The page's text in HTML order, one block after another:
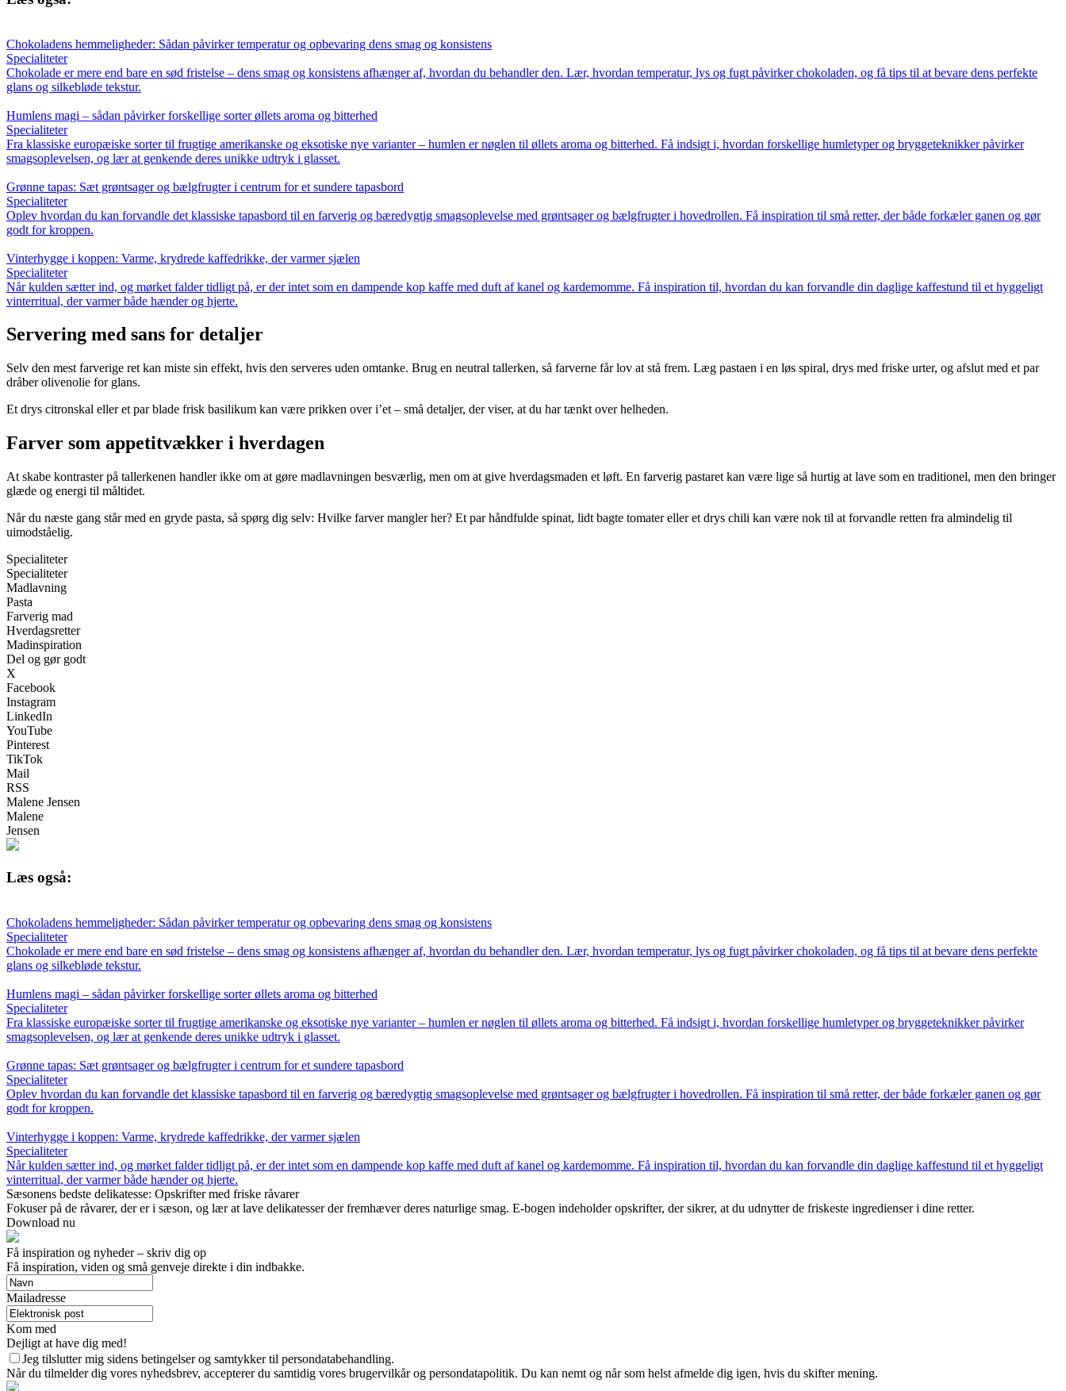
Chokoladens hemmeligheder: Sådan påvirker temperatur og opbevaring dens smag og konsistens
Specialiteter
Chokolade er mere end bare en sød fristelse – dens smag og konsistens afhænger af, hvordan du behandler den. Lær, hvordan temperatur, lys og fugt påvirker chokoladen, og få tips til at bevare dens perfekte
glans og silkebløde tekstur.
Humlens magi – sådan påvirker forskellige sorter øllets aroma og bitterhed
Specialiteter
Fra klassiske europæiske sorter til frugtige amerikanske og eksotiske nye varianter – humlen er nøglen til øllets aroma og bitterhed. Få indsigt i, hvordan forskellige humletyper og bryggeteknikker påvirker
smagsoplevelsen, og lær at genkende deres unikke udtryk i glasset.
Grønne tapas: Sæt grøntsager og bælgfrugter i centrum for et sundere tapasbord
Specialiteter
Oplev hvordan du kan forvandle det klassiske tapasbord til en farverig og bæredygtig smagsoplevelse med grøntsager og bælgfrugter i hovedrollen. Få inspiration til små retter, der både forkæler ganen og gør
godt for kroppen.
Vinterhygge i koppen: Varme, krydrede kaffedrikke, der varmer sjælen
Specialiteter
Når kulden sætter ind, og mørket falder tidligt på, er der intet som en dampende kop kaffe med duft af kanel og kardemomme. Få inspiration til, hvordan du kan forvandle din daglige kaffestund til et hyggeligt
vinterritual, der varmer både hænder og hjerte.
Servering med sans for detaljer
Selv den mest farverige ret kan miste sin effekt, hvis den serveres uden omtanke. Brug en neutral tallerken, så farverne får lov at stå frem. Læg pastaen i en løs spiral, drys med friske urter, og afslut med et par
dråber olivenolie for glans.
Et drys citronskal eller et par blade frisk basilikum kan være prikken over i’et – små detaljer, der viser, at du har tænkt over helheden.
Farver som appetitvækker i hverdagen
At skabe kontraster på tallerkenen handler ikke om at gøre madlavningen besværlig, men om at give hverdagsmaden et løft. En farverig pastaret kan være lige så hurtig at lave som en traditionel, men den bringer
glæde og energi til måltidet.
Når du næste gang står med en gryde pasta, så spørg dig selv: Hvilke farver mangler her? Et par håndfulde spinat, lidt bagte tomater eller et drys chili kan være nok til at forvandle retten fra almindelig til
uimodståelig.
Specialiteter
Specialiteter
Madlavning
Pasta
Farverig mad
Hverdagsretter
Madinspiration
Del og gør godt
X
Facebook
Instagram
LinkedIn
YouTube
Pinterest
TikTok
Mail
RSS
Malene Jensen
Malene
Jensen
Læs også:
Chokoladens hemmeligheder: Sådan påvirker temperatur og opbevaring dens smag og konsistens
Specialiteter
Chokolade er mere end bare en sød fristelse – dens smag og konsistens afhænger af, hvordan du behandler den. Lær, hvordan temperatur, lys og fugt påvirker chokoladen, og få tips til at bevare dens perfekte
glans og silkebløde tekstur.
Humlens magi – sådan påvirker forskellige sorter øllets aroma og bitterhed
Specialiteter
Fra klassiske europæiske sorter til frugtige amerikanske og eksotiske nye varianter – humlen er nøglen til øllets aroma og bitterhed. Få indsigt i, hvordan forskellige humletyper og bryggeteknikker påvirker
smagsoplevelsen, og lær at genkende deres unikke udtryk i glasset.
Grønne tapas: Sæt grøntsager og bælgfrugter i centrum for et sundere tapasbord
Specialiteter
Oplev hvordan du kan forvandle det klassiske tapasbord til en farverig og bæredygtig smagsoplevelse med grøntsager og bælgfrugter i hovedrollen. Få inspiration til små retter, der både forkæler ganen og gør
godt for kroppen.
Vinterhygge i koppen: Varme, krydrede kaffedrikke, der varmer sjælen
Specialiteter
Når kulden sætter ind, og mørket falder tidligt på, er der intet som en dampende kop kaffe med duft af kanel og kardemomme. Få inspiration til, hvordan du kan forvandle din daglige kaffestund til et hyggeligt
vinterritual, der varmer både hænder og hjerte.
Sæsonens bedste delikatesse: Opskrifter med friske råvarer
Fokuser på de råvarer, der er i sæson, og lær at lave delikatesser der fremhæver deres naturlige smag. E-bogen indeholder opskrifter, der sikrer, at du udnytter de friskeste ingredienser i dine retter.
Download nu
Få inspiration og nyheder – skriv dig op
Få inspiration, viden og små genveje direkte i din indbakke.
Mailadresse
Kom med
Dejligt at have dig med!
Jeg tilslutter mig sidens betingelser og samtykker til persondatabehandling.
Når du tilmelder dig vores nyhedsbrev, accepterer du samtidig vores brugervilkår og persondatapolitik. Du kan nemt og når som helst afmelde dig igen, hvis du skifter mening.